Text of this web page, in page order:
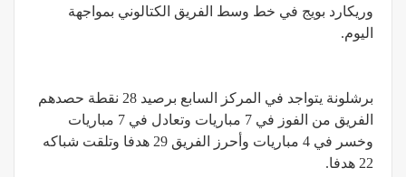
وريكارد بويج في خط وسط الفريق الكتالوني بمواجهة
اليوم.
برشلونة يتواجد في المركز السابع برصيد 28 نقطة حصدهم
الفريق من الفوز في 7 مباريات وتعادل في 7 مباريات
وخسر في 4 مباريات وأحرز الفريق 29 هدفا وتلقت شباكه
22 هدفا.